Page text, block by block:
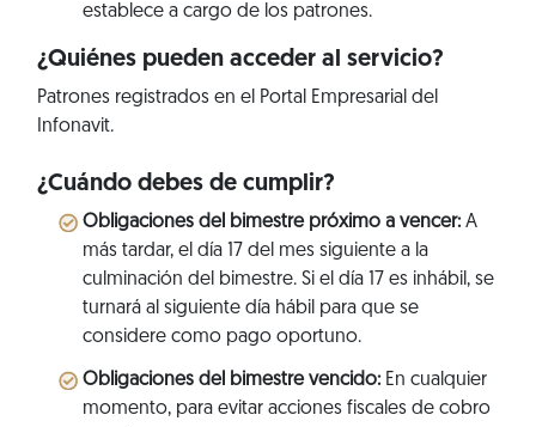
establece a cargo de los patrones.
¿Quiénes pueden acceder al servicio?
Patrones registrados en el Portal Empresarial del
Infonavit.
¿Cuándo debes de cumplir?
Obligaciones del bimestre próximo a vencer:A
más tardar, el día 17 del mes siguiente a la
culminación del bimestre. Si el día 17 es inhábil, se
turnará al siguiente día hábil para que se
considere como pago oportuno.
Obligaciones del bimestre vencido:En cualquier
momento, para evitar acciones fiscales de cobro